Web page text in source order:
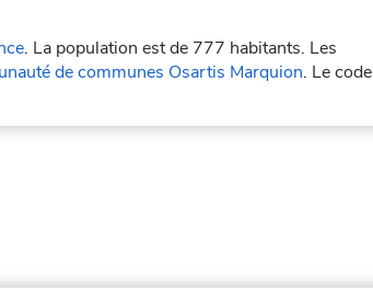
. La population est de 777 habitants. Les
de communes Osartis Marquion. Le code